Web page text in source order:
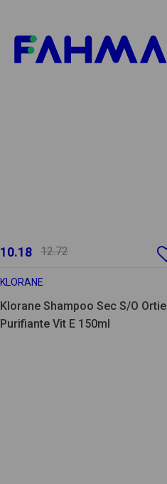
10.18 12.72
KLORANE
Klorane Shampoo Sec S/O Ortie
Purifiante Vit E 150ml